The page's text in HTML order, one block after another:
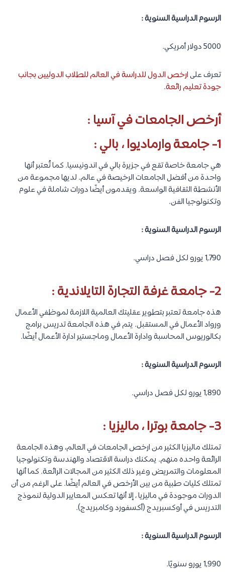
الرسوم الدراسية السنوية :
5000 دولار أمريكي.
تعرف علىارخص الدول للدراسة في العالم للطلاب الدوليين بجانب
جودة تعليم رائعة.
أرخص الجامعات في آسيا :
1- جامعة وارماديوا ، بالي :
هي جامعة خاصة تقع في جزيرة بالي في اندونيسيا. كما تُعتبر أنها
واحدة من أفضل الجامعات الرخيصة في عالم. لديها مجموعة من
الأنشطة الثقافية الواسعة. ويقدمون أيضًا دورات شاملة في علوم
وتكنولوجيا الفن.
الرسوم الدراسية السنوية :
1,790 يورو لكل فصل دراسي.
2- جامعة غرفة التجارة التايلاندية :
هذه جامعة تعتبر بتطوير عقليتك العالمية اللازمة لموظفي الأعمال
ورواد الأعمال في المستقبل. يتم في هذه الجامعة تدريس برامج
بكالوريوس المحاسبة وادارة الأعمال وماجستير ادارة الأعمال أيضًا.
الرسوم الدراسية السنوية :
1,890 يورو لكل فصل دراسي.
3- جامعة بوترا ، ماليزيا :
تمتلك ماليزيا الكثير من ارخص الجامعات في العالم، وهذه الجامعة
الرائعة واحده منهم. يمكنك دراسة الاقتصاد والهندسة وتكنولوجيا
المعلومات والتمريض وغير ذلك الكثير من المجالات الرائعة. كما أنها
تمتلك كليات طبية من بين الأرخص في العالم أيضًا. على الرغم من أن
الدورات موجودة في ماليزيا ، إلا أنها تعكس المعايير الدولية لنموذج
التدريس في أوكسبريدج (أكسفورد وكامبريدج).
الرسوم الدراسية السنوية :
1,990 يورو سنويًا.